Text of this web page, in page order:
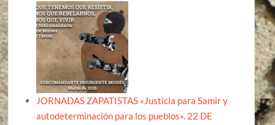
JORNADAS ZAPATISTAS «Justicia para Samir y
autodeterminación para los pueblos». 22 DE